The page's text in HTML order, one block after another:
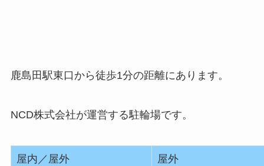
鹿島田駅東口から徒歩1分の距離にあります。
NCD株式会社が運営する駐輪場です。
屋内／屋外 屋外